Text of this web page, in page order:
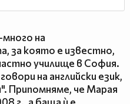
на
за която е известно,
училище в София.
на английски език,
Припомняме, че Марая